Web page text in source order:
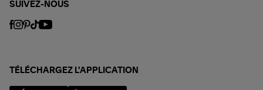
SUIVEZ-NOUS
TÉLÉCHARGEZ L'APPLICATION